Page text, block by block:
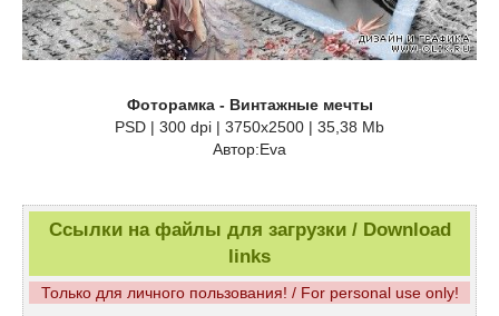
Фоторамка - Винтажные мечты
PSD | 300 dpi | 3750x2500 | 35,38 Mb
Автор:Eva
Ссылки на файлы для загрузки / Download
links
Только для личного пользования! / For personal use only!